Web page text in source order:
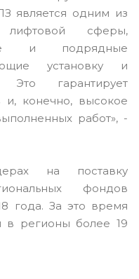
является одним из
лифтовой сферы,
и подрядные
установку и
Это гарантирует
и, конечно, высокое
работ», -
на поставку
фондов
года. За это время
в регионы более 19